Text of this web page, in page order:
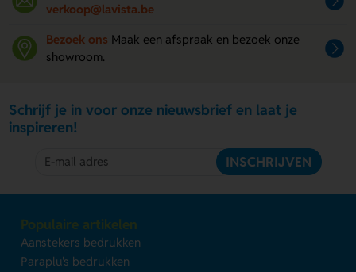
verkoop@lavista.be
Bezoek ons Maak een afspraak en bezoek onze
showroom.
Schrijf je in voor onze nieuwsbrief en laat je
inspireren!
INSCHRIJVEN
Populaire artikelen
Aanstekers bedrukken
Paraplu's bedrukken